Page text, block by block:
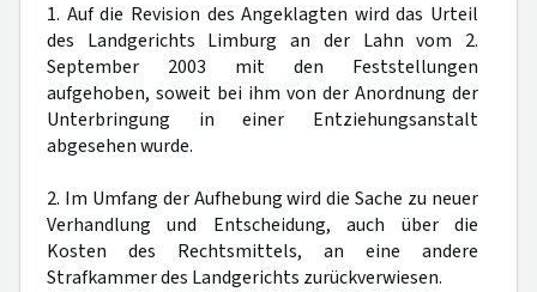
1. Auf die Revision des Angeklagten wird das Urteil
des Landgerichts Limburg an der Lahn vom 2.
September 2003 mit den Feststellungen
aufgehoben, soweit bei ihm von der Anordnung der
Unterbringung in einer Entziehungsanstalt
abgesehen wurde.
2. Im Umfang der Aufhebung wird die Sache zu neuer
Verhandlung und Entscheidung, auch über die
Kosten des Rechtsmittels, an eine andere
Strafkammer des Landgerichts zurückverwiesen.